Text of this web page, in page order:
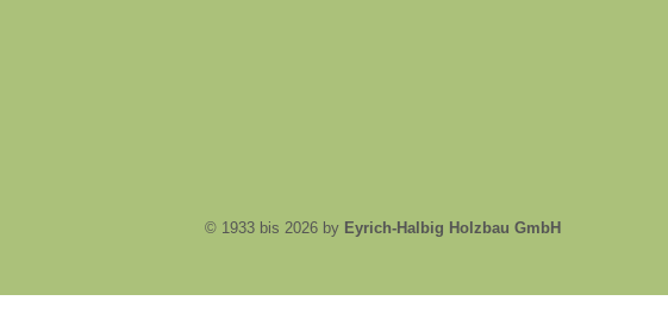
© 1933 bis 2026 by Eyrich-Halbig Holzbau GmbH